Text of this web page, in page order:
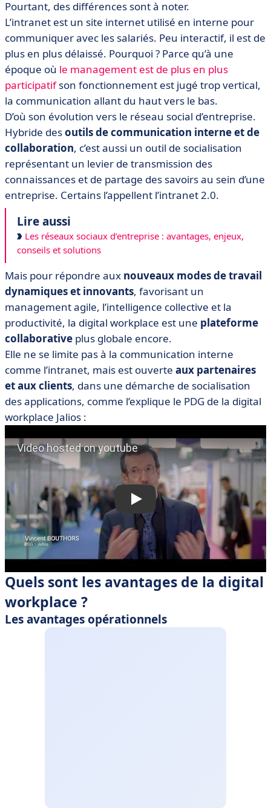
Pourtant, des différences sont à noter.
L’intranet est un site internet utilisé en interne pour
communiquer avec les salariés. Peu interactif, il est de
plus en plus délaissé. Pourquoi ? Parce qu’à une
époque où le management est de plus en plus
participatifson fonctionnement est jugé trop vertical,
la communication allant du haut vers le bas.
D’où son évolution vers le réseau social d’entreprise.
Hybride desoutils de communication interne et de
collaboration, c’est aussi un outil de socialisation
représentant un levier de transmission des
connaissances et de partage des savoirs au sein d’une
entreprise. Certains l’appellent l’intranet 2.0.
Lire aussi
Les réseaux sociaux d’entreprise : avantages, enjeux,
conseils et solutions
Mais pour répondre aux nouveaux modes de travail
dynamiques et innovants, favorisant un
management agile, l’intelligence collective et la
productivité, la digital workplace est une plateforme
collaborative plus globale encore.
Elle ne se limite pas à la communication interne
comme l’intranet, mais est ouverte aux partenaires
et aux clients, dans une démarche de socialisation
des applications, comme l’explique le PDG de la digital
workplace Jalios :
Quels sont les avantages de la digital
workplace ?
Les avantages opérationnels